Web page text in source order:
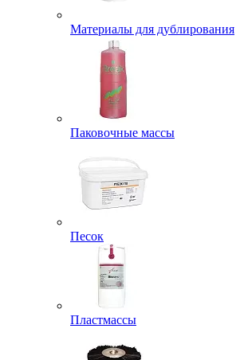
Материалы для дублирования
Паковочные массы
Песок
Пластмассы